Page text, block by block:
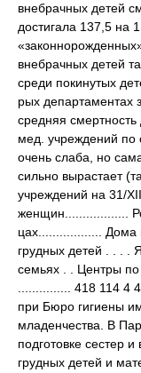
внебрачных детей
достигала 137,5 на
внебрачных детей
среди покинутых
рых департаментах
средняя
мед. учреждений по
очень слаба, но
сильно вырастает
учреждений на 31/
женщин..................
цах..................
грудных детей . . . .
семьях . . Центры
............... 418 114 4
при Бюро гигиены
младенчества. В
подготовке сестер
грудных детей и